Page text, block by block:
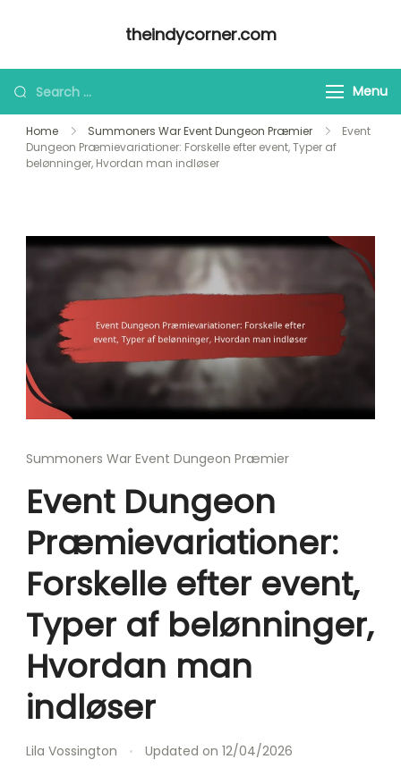
theindycorner.com
Looking
for
Something?
Menu
Home Summoners War Event Dungeon Præmier
Event
Dungeon Præmievariationer: Forskelle efter event, Typer af
belønninger, Hvordan man indløser
Summoners War Event Dungeon Præmier
Event Dungeon
Præmievariationer:
Forskelle efter event,
Typer af belønninger,
Hvordan man
indløser
Lila Vossington Updated on 12/04/2026